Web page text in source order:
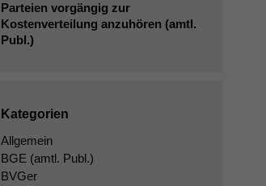
Parteien vorgängig zur
Kostenverteilung anzuhören (amtl.
Publ.)
Kategorien
Allgemein
BGE (amtl. Publ.)
BVGer